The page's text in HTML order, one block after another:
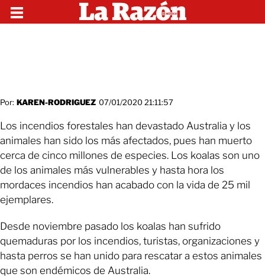
Por: KAREN-RODRIGUEZ 07/01/2020 21:11:57
Los incendios forestales han devastado Australia y los
animales han sido los más afectados, pues han muerto
cerca de cinco millones de especies. Los koalas son uno
de los animales más vulnerables y hasta hora los
mordaces incendios han acabado con la vida de 25 mil
ejemplares.
Desde noviembre pasado los koalas han sufrido
quemaduras por los incendios, turistas, organizaciones y
hasta perros se han unido para rescatar a estos animales
que son endémicos de Australia.